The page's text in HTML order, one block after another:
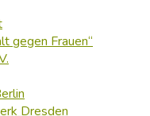
gegen Frauen“
Dresden